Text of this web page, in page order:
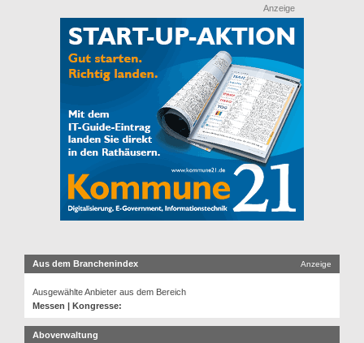
Anzeige
Aus dem Branchenindex Anzeige
Ausgewählte Anbieter aus dem Bereich
Messen | Kongresse:
Aboverwaltung